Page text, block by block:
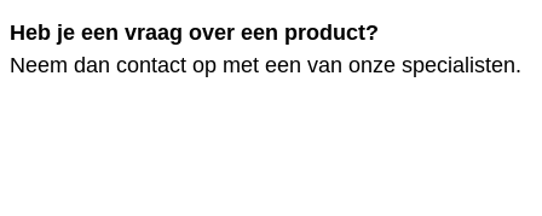
Heb je een vraag over een product?
Neem dan contact op met een van onze specialisten.